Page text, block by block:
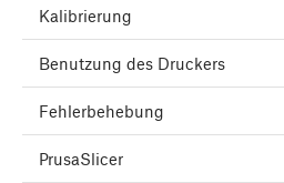
Kalibrierung
Benutzung des Druckers
Fehlerbehebung
PrusaSlicer